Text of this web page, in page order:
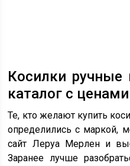
Косилки
каталог с
Те, кто желают купить
определились с маркой,
сайт Леруа Мерлен и
Заранее лучше